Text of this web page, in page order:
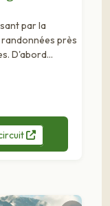
par la
près
D'abord